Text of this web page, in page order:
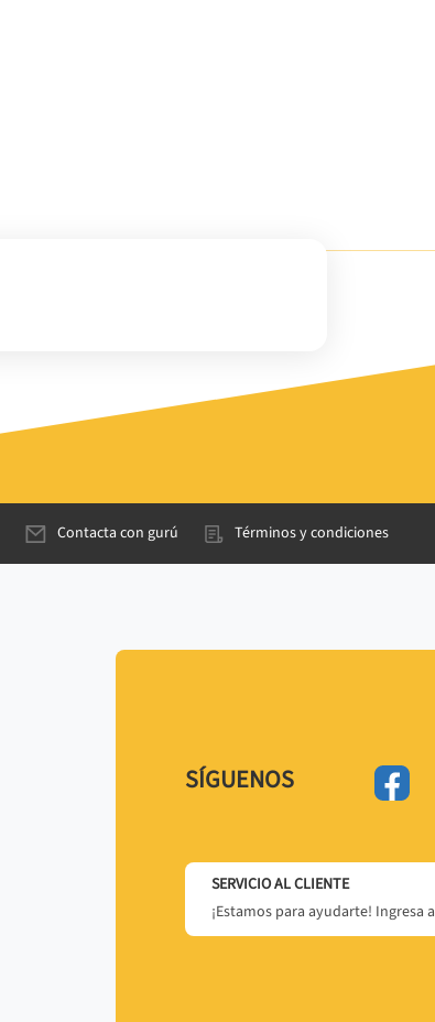
Contacta con gurú Términos y condiciones
SÍGUENOS
SERVICIO AL CLIENTE
¡Estamos para ayudarte! Ingresa a